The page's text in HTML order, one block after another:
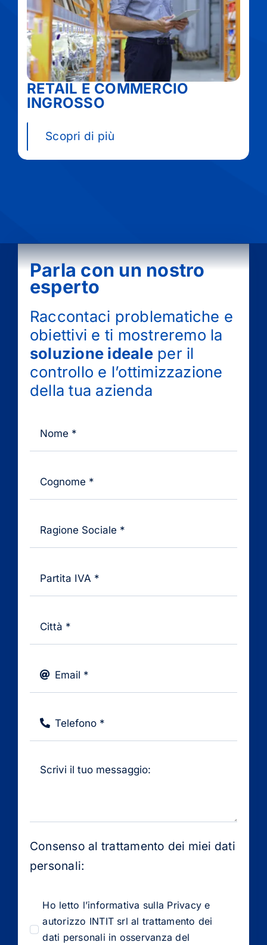
RETAIL E COMMERCIO
INGROSSO
Scopri di più
Parla con un nostro
esperto
Raccontaci problematiche e
obiettivi e ti mostreremo la
soluzione idealeper il
controllo e l’ottimizzazione
della tua azienda
Consenso al trattamento dei miei dati
personali:
Ho letto l’informativa sulla Privacy e
autorizzo INTIT srl al trattamento dei
dati personali in osservanza del